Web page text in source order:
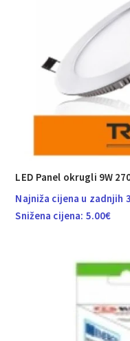
LED Panel okrugli 9W
Najniža cijena u zadnjih
Snižena cijena: 5.00€